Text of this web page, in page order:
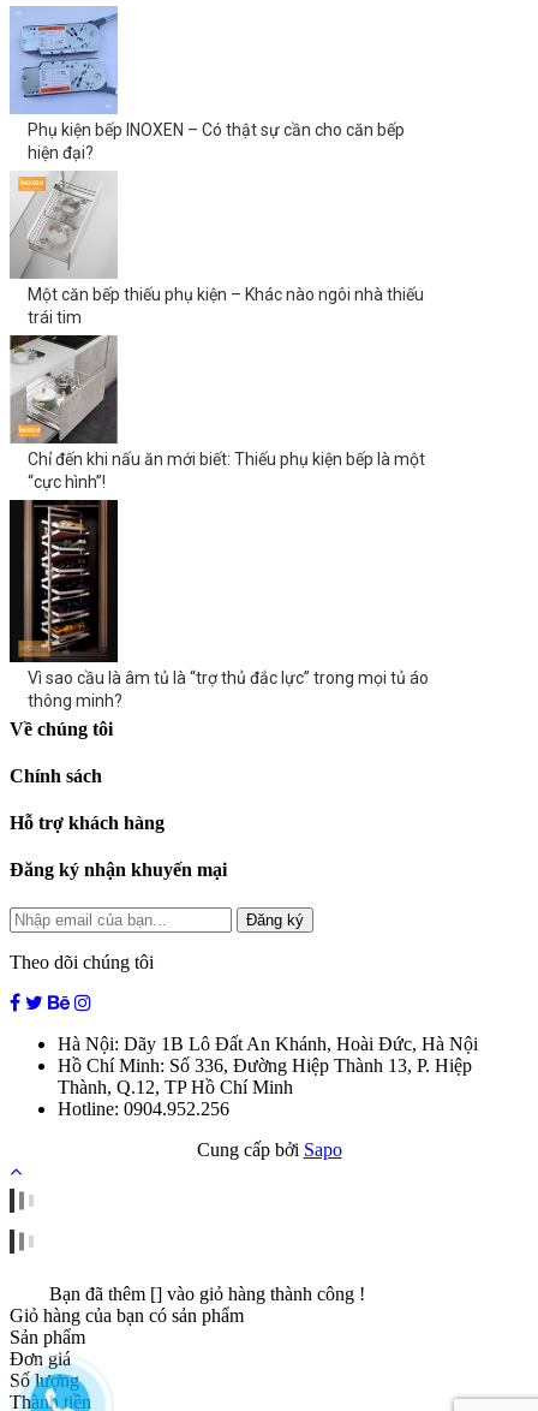
Phụ kiện bếp INOXEN – Có thật sự cần cho căn bếp
hiện đại?
Một căn bếp thiếu phụ kiện – Khác nào ngôi nhà thiếu
trái tim
Chỉ đến khi nấu ăn mới biết: Thiếu phụ kiện bếp là một
“cực hình”!
Vì sao cầu là âm tủ là “trợ thủ đắc lực” trong mọi tủ áo
thông minh?
Về chúng tôi
Chính sách
Hỗ trợ khách hàng
Đăng ký nhận khuyến mại
Đăng ký
Theo dõi chúng tôi
Hà Nội: Dãy 1B Lô Đất An Khánh, Hoài Đức, Hà Nội
Hồ Chí Minh: Số 336, Đường Hiệp Thành 13, P. Hiệp
Thành, Q.12, TP Hồ Chí Minh
Hotline: 0904.952.256
Cung cấp bởi Sapo
Bạn đã thêm [] vào giỏ hàng thành công !
Giỏ hàng của bạn có sản phẩm
Sản phẩm
Đơn giá
Số lượng
Thành tiền